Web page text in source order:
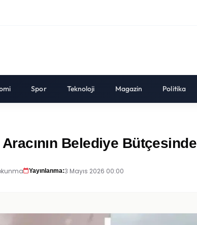
Spor Teknoloji Magazin Politika
Belediye
Yayınlanma:3 Mayıs 2026 00:00